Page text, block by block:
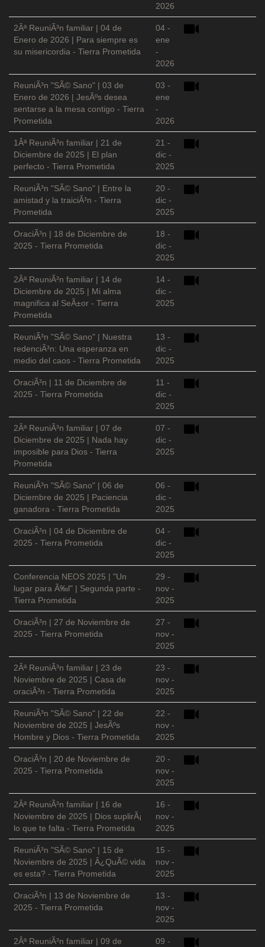
2026
2Âª ReuniÃ³n familiar | 04 de
Enero de 2026 | Para siempre es
su misericordia - Tierra Prometida
04 -
ene
-
2026
ReuniÃ³n "SÃ© Sano" | 03 de
Enero de 2026 | JesÃºs desea
sentarse a la mesa contigo - Tierra
Prometida
03 -
ene
-
2026
1Âª ReuniÃ³n familiar | 21 de
Diciembre de 2025 | El plan
perfecto - Tierra Prometida
21 -
dic -
2025
ReuniÃ³n "SÃ© Sano" | Entre la
amistad y la traiciÃ³n - Tierra
Prometida
20 -
dic -
2025
OraciÃ³n | 18 de Diciembre de
2025 - Tierra Prometida
18 -
dic -
2025
2Âª ReuniÃ³n familiar | 14 de
Diciembre de 2025 | Mi alma
magnifica al SeÃ±or - Tierra
Prometida
14 -
dic -
2025
ReuniÃ³n "SÃ© Sano" | Nuestra
redenciÃ³n: Una esperanza en
medio del caos - Tierra Prometida
13 -
dic -
2025
OraciÃ³n | 11 de Diciembre de
2025 - Tierra Prometida
11 -
dic -
2025
2Âª ReuniÃ³n familiar | 07 de
Diciembre de 2025 | Nada hay
imposible para Dios - Tierra
Prometida
07 -
dic -
2025
ReuniÃ³n "SÃ© Sano" | 06 de
Diciembre de 2025 | Paciencia
ganadora - Tierra Prometida
06 -
dic -
2025
OraciÃ³n | 04 de Diciembre de
2025 - Tierra Prometida
04 -
dic -
2025
Conferencia NEOS 2025 | "Un
lugar para Ã‰l" | Segunda parte -
Tierra Prometida
29 -
nov -
2025
OraciÃ³n | 27 de Noviembre de
2025 - Tierra Prometida
27 -
nov -
2025
2Âª ReuniÃ³n familiar | 23 de
Noviembre de 2025 | Casa de
oraciÃ³n - Tierra Prometida
23 -
nov -
2025
ReuniÃ³n "SÃ© Sano" | 22 de
Noviembre de 2025 | JesÃºs
Hombre y Dios - Tierra Prometida
22 -
nov -
2025
OraciÃ³n | 20 de Noviembre de
2025 - Tierra Prometida
20 -
nov -
2025
2Âª ReuniÃ³n familiar | 16 de
Noviembre de 2025 | Dios suplirÃ¡
lo que te falta - Tierra Prometida
16 -
nov -
2025
ReuniÃ³n "SÃ© Sano" | 15 de
Noviembre de 2025 | Â¿QuÃ© vida
es esta? - Tierra Prometida
15 -
nov -
2025
OraciÃ³n | 13 de Noviembre de
2025 - Tierra Prometida
13 -
nov -
2025
2Âª ReuniÃ³n familiar | 09 de
09 -